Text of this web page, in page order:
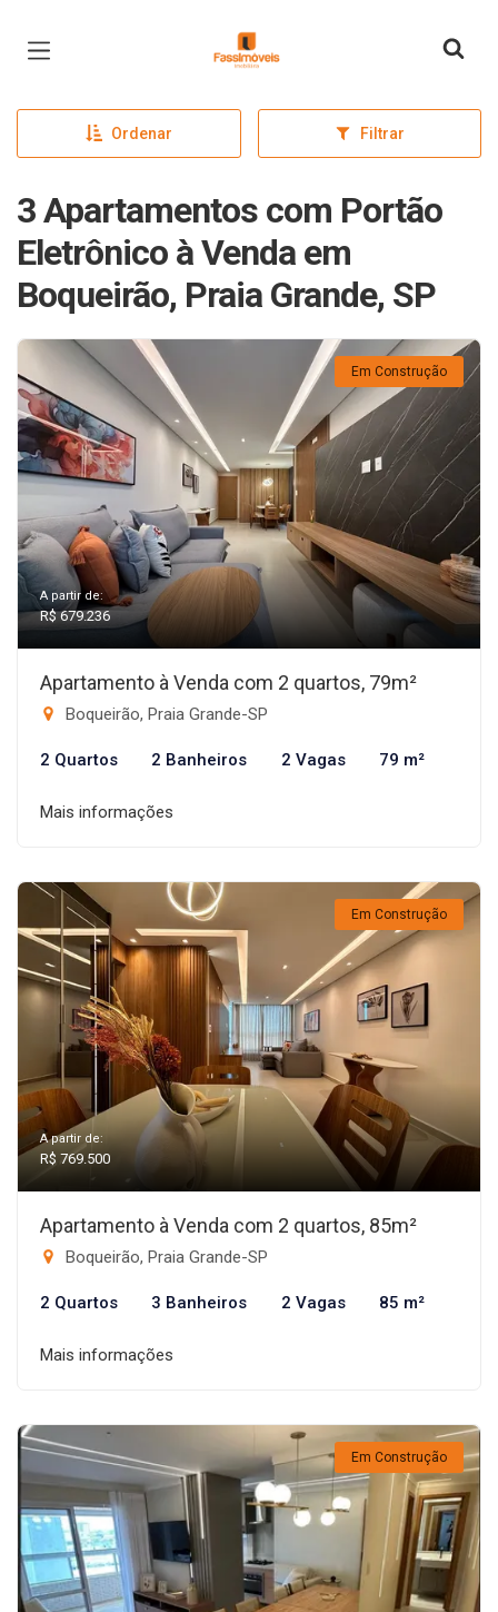
Página inicial
Ordenar Filtrar
3 Apartamentos com Portão
Eletrônico à Venda em
Boqueirão, Praia Grande, SP
Em Construção
A partir de:
R$ 679.236
Apartamento à Venda com 2 quartos, 79m²
Boqueirão, Praia Grande-SP
2 Quartos 2 Banheiros 2 Vagas 79 m²
Mais informações
Em Construção
A partir de:
R$ 769.500
Apartamento à Venda com 2 quartos, 85m²
Boqueirão, Praia Grande-SP
2 Quartos 3 Banheiros 2 Vagas 85 m²
Mais informações
Em Construção